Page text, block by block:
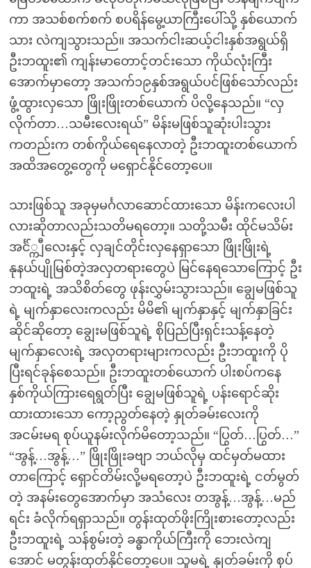
ကာ အသစ်စက်စက် စပရိန်မွေ့ယာကြီးပေါ်သို့ နှစ်ယောက်
သား လဲကျသွားသည်။ အသက်ငါးဆယ့်ငါးနှစ်အရွယ်ရှိ
ဦးဘထူး၏ ကျန်းမာတောင့်တင်းသော ကိုယ်လုံးကြီး
အောက်မှာတော့ အသက်၁၉နှစ်အရွယ်ပင်ဖြစ်သော်လည်း
ဖွံ့ထွားလှသော ဖြိုးဖြိုးတစ်ယောက် ပိလို့နေသည်။ “လှ
လိုက်တာ…သမီးလေးရယ်” မိန်းမဖြစ်သူဆုံးပါးသွား
ကတည်းက တစ်ကိုယ်ရေနေလာတဲ့ ဦးဘထူးတစ်ယောက်
အထိအတွေ့တွေကို မရှောင်နိုင်တော့ပေ။
သားဖြစ်သူ အခုမှမင်္ဂလာဆောင်ထားသော မိန်းကလေးပါ
လားဆိုတာလည်းသတိမရတော့။ သတို့သမီး ထိုင်မသိမ်း
အင်္င်္ကျီလေးနှင့် လှချင်တိုင်းလှနေရှာသော ဖြိုးဖြိုးရဲ့
နုနယ်ပျိုမြစ်တဲ့အလှတရားတွေပဲ မြင်နေရသောကြောင့် ဦး
ဘထူးရဲ့ အသိစိတ်တွေ ဖုန်းလွှမ်းသွားသည်။ ချွေမဖြစ်သူ
ရဲ့ မျက်နှာလေးကလည်း မိမိ၏ မျက်နှာနှင့် မျက်နှာခြင်း
ဆိုင်ဆိုတော့ ချွေးမဖြစ်သူရဲ့ စိုပြည်ပြီးရှင်းသန့်နေတဲ့
မျက်နှာလေးရဲ့ အလှတရားများကလည်း ဦးဘထူးကို ပို
ပြီးရင်ခုန်စေသည်။ ဦးဘထူးတစ်ယောက် ပါးစပ်ကနေ
နှစ်ကိုယ်ကြားရေရွတ်ပြီး ချွေမဖြစ်သူရဲ့ ပန်းရောင်ဆိုး
ထားထားသော ကော့ညွတ်နေတဲ့ နှုတ်ခမ်းလေးကို
အငမ်းမရ စုပ်ယူနမ်းလိုက်မိတော့သည်။ “ပြွတ်…ပြွတ်…”
“အွန့်…အွန့်…” ဖြိုးဖြိုးခဗျာ ဘယ်လိုမှ ထင်မှတ်မထား
တာကြောင့် ရှောင်တိမ်းလို့မရတော့ပဲ ဦးဘထူးရဲ့ ငတ်မွတ်
တဲ့ အနမ်းတွေအောက်မှာ အသံလေး တအွန့်…အွန့်…မည်
ရင်း ခံလိုက်ရရှာသည်။ တွန်းထုတ်ဖိုးကြိုးစားတော့လည်း
ဦးဘထူးရဲ့ သန်စွမ်းတဲ့ ခန္ဓာကိုယ်ကြီးကို ဘေးလဲကျ
အောင် မတွန်းထုတ်နိုင်တော့ပေ။ သူမရဲ့ နှုတ်ခမ်းကို စုပ်